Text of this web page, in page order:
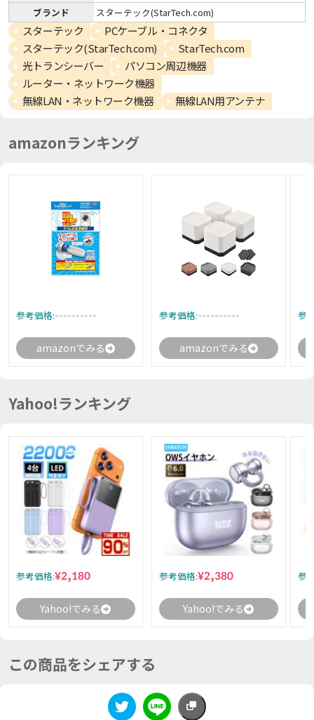
ブランド
スターテック(StarTech.com)
スターテック
PCケーブル・コネクタ
スターテック(StarTech.com)
StarTech.com
光トランシーバー
パソコン周辺機器
ルーター・ネットワーク機器
無線LAN・ネットワーク機器
無線LAN用アンテナ
amazonランキング
参考価格:----------
amazonでみる
参考価格:----------
amazonでみる
参
Yahoo!ランキング
参考価格:¥2,180
Yahoo!でみる
参考価格:¥2,380
Yahoo!でみる
参
この商品をシェアする